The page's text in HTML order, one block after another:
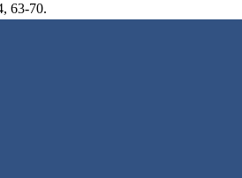
63-70.